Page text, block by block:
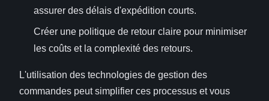
assurer des délais d'expédition courts.
Créer une politique de retour claire pour minimiser
les coûts et la complexité des retours.
L'utilisation des technologies de gestion des
commandes peut simplifier ces processus et vous